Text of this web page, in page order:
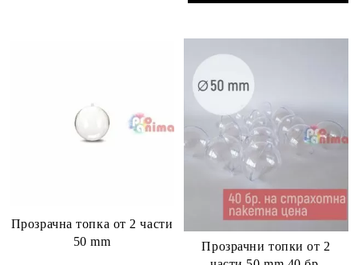
Прозрачна топка от 2 части
50 mm
Прозрачни топки от 2